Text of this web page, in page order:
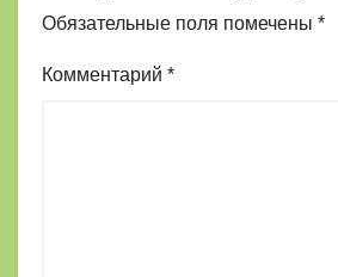
Обязательные поля помечены *
Комментарий *